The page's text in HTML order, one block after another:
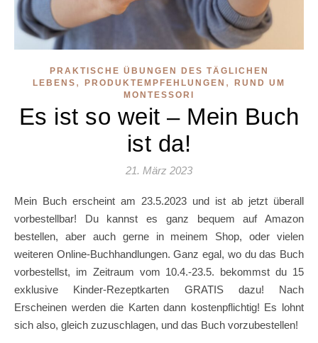
PRAKTISCHE ÜBUNGEN DES TÄGLICHEN
LEBENS , PRODUKTEMPFEHLUNGEN ,
RUND UM
MONTESSORI
Es ist so weit – Mein Buch
ist da!
21. März 2023
Mein Buch erscheint am 23.5.2023 und ist ab jetzt überall
vorbestellbar! Du kannst es ganz bequem auf Amazon
bestellen, aber auch gerne in meinem Shop, oder vielen
weiteren Online-Buchhandlungen. Ganz egal, wo du das Buch
vorbestellst, im Zeitraum vom 10.4.-23.5. bekommst du 15
exklusive Kinder-Rezeptkarten GRATIS dazu! Nach
Erscheinen werden die Karten dann kostenpflichtig! Es lohnt
sich also, gleich zuzuschlagen, und das Buch vorzubestellen!